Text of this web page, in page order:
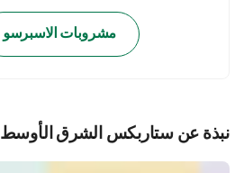
مشروبات الاسبرسو
نبذة عن ستاربكس الشرق الأوسط